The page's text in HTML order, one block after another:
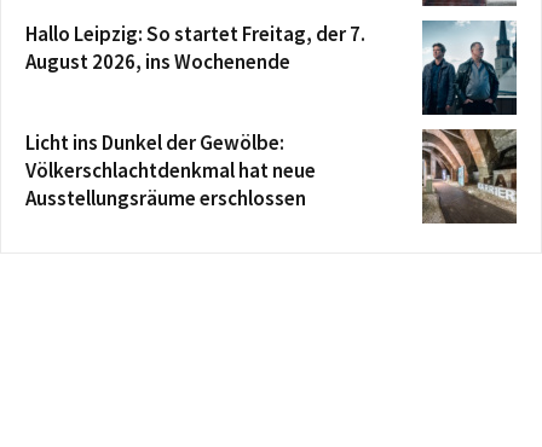
Hallo Leipzig: So startet Freitag, der 7.
August 2026, ins Wochenende
Licht ins Dunkel der Gewölbe:
Völkerschlachtdenkmal hat neue
Ausstellungsräume erschlossen